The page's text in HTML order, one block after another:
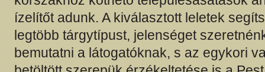
ízelítőt adunk. A kiválasztott leletek
legtöbb tárgytípust, jelenséget
bemutatni a látogatóknak, s az egykori